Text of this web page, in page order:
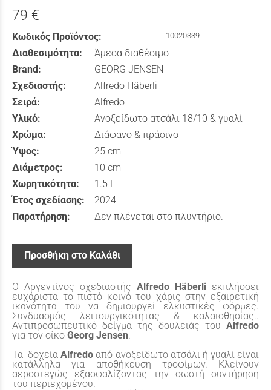
79 €
Κωδικός Προϊόντος: 10020339
Διαθεσιμότητα:
Άμεσα διαθέσιμο
Brand:
GEORG JENSEN
Σχεδιαστής:
Alfredo Häberli
Σειρά:
Alfredo
Υλικό:
Ανοξείδωτο ατσάλι 18/10 & γυαλί
Χρώμα:
Διάφανο & πράσινο
Ύψος:
25 cm
Διάμετρος:
10 cm
Χωρητικότητα:
1.5 L
Έτος σχεδίασης:
2024
Παρατήρηση:
Δεν πλένεται στο πλυντήριο.
Προσθήκη στο Καλάθι
O Αργεντίνος σχεδιαστής Alfredo Häberli εκπλήσσει
ευχάριστα το πιστό κοινό του χάρις στην εξαιρετική
ικανότητα του να δημιουργεί ελκυστικές φόρμες.
Συνδυασμός λειτουργικότητας & καλαισθησίας..
Αντιπροσωπευτικό δείγμα της δουλειάς του Alfredo
για τον οίκο Georg Jensen.
Τα δοχείαAlfredo από ανοξείδωτο ατσάλι ή γυαλί είναι
κατάλληλα για αποθήκευση τροφίμων. Κλείνουν
αεροστεγώς εξασφαλίζοντας την σωστή συντήρηση
του περιεχομένου.